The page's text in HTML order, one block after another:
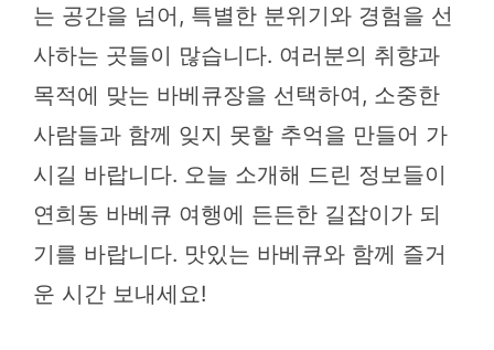
는 공간을 넘어, 특별한 분위기와 경험을 선
사하는 곳들이 많습니다. 여러분의 취향과
목적에 맞는 바베큐장을 선택하여, 소중한
사람들과 함께 잊지 못할 추억을 만들어 가
시길 바랍니다. 오늘 소개해 드린 정보들이
연희동 바베큐 여행에 든든한 길잡이가 되
기를 바랍니다. 맛있는 바베큐와 함께 즐거
운 시간 보내세요!